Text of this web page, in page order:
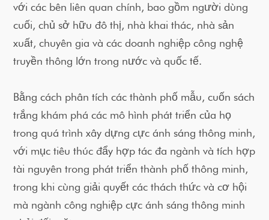
với các bên liên quan chính, bao gồm người dùng
cuối, chủ sở hữu đô thị, nhà khai thác, nhà sản
xuất, chuyên gia và các doanh nghiệp công nghệ
truyền thông lớn trong nước và quốc tế.
Bằng cách phân tích các thành phố mẫu, cuốn sách
trắng khám phá các mô hình phát triển của họ
trong quá trình xây dựng cực ánh sáng thông minh,
với mục tiêu thúc đẩy hợp tác đa ngành và tích hợp
tài nguyên trong phát triển thành phố thông minh,
trong khi cùng giải quyết các thách thức và cơ hội
mà ngành công nghiệp cực ánh sáng thông minh